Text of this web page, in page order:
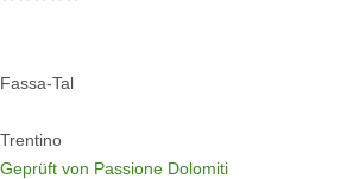
Fassa-Tal
Trentino
Geprüft von Passione Dolomiti